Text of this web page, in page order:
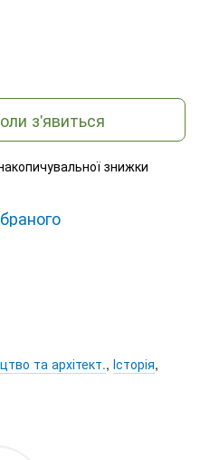
з'явиться
знижки
та архітект., Історія,